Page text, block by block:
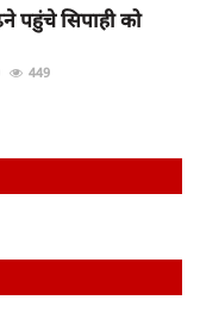
पहुंचे सिपाही को
449